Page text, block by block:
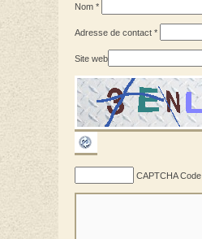
Nom *
Adresse de contact *
Site web
CAPTCHA Code